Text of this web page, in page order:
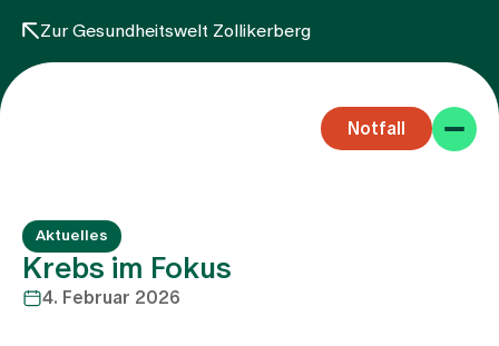
Zur Gesundheitswelt Zollikerberg
Notfall
Aktuelles
Krebs im Fokus
4. Februar 2026